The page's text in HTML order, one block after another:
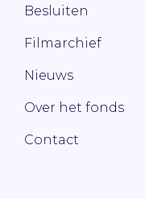
Besluiten
Filmarchief
Nieuws
Over het fonds
Contact